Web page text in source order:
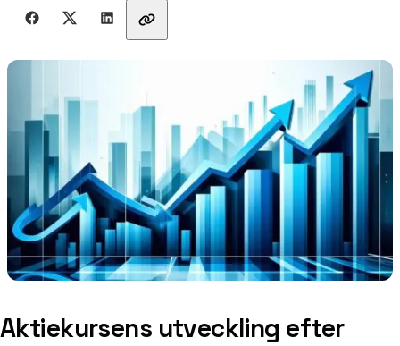
Dela med vänner
Aktiekursens utveckling efter